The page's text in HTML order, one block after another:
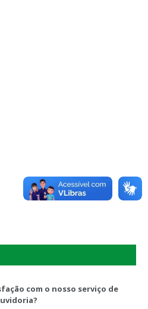
com o nosso serviço de